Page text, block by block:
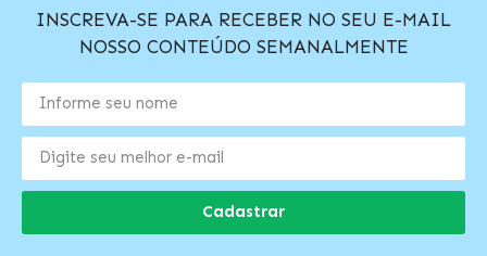
INSCREVA-SE PARA RECEBER NO SEU E-MAIL
NOSSO CONTEÚDO SEMANALMENTE
Cadastrar